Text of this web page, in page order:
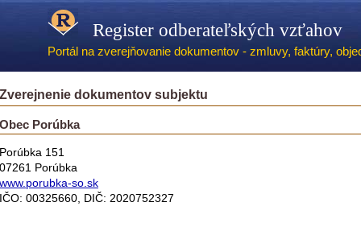
Register odberateľských vzťahov
Portál na zverejňovanie dokumentov - zmluvy, faktúry,
Zverejnenie dokumentov subjektu
Obec Porúbka
Porúbka 151
07261 Porúbka
www.porubka-so.sk
IČO: 00325660, DIČ: 2020752327